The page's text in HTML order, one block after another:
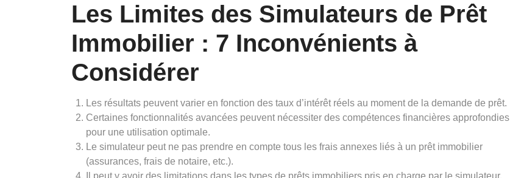
Les Limites des Simulateurs de Prêt
Immobilier : 7 Inconvénients à
Considérer
Les résultats peuvent varier en fonction des taux d’intérêt réels au moment de la demande de prêt.
Certaines fonctionnalités avancées peuvent nécessiter des compétences financières approfondies
pour une utilisation optimale.
Le simulateur peut ne pas prendre en compte tous les frais annexes liés à un prêt immobilier
(assurances, frais de notaire, etc.).
Il peut y avoir des limitations dans les types de prêts immobiliers pris en charge par le simulateur.